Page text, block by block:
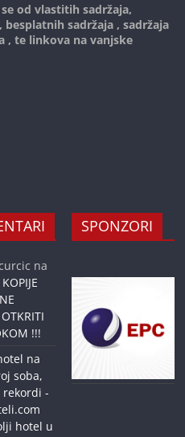
od vlastitih sadržaja,
sadržaja , sadržaja
, te linkova na vanjske
na
!!!
na
soba,
rekordi -
hotel u
SPONZORI